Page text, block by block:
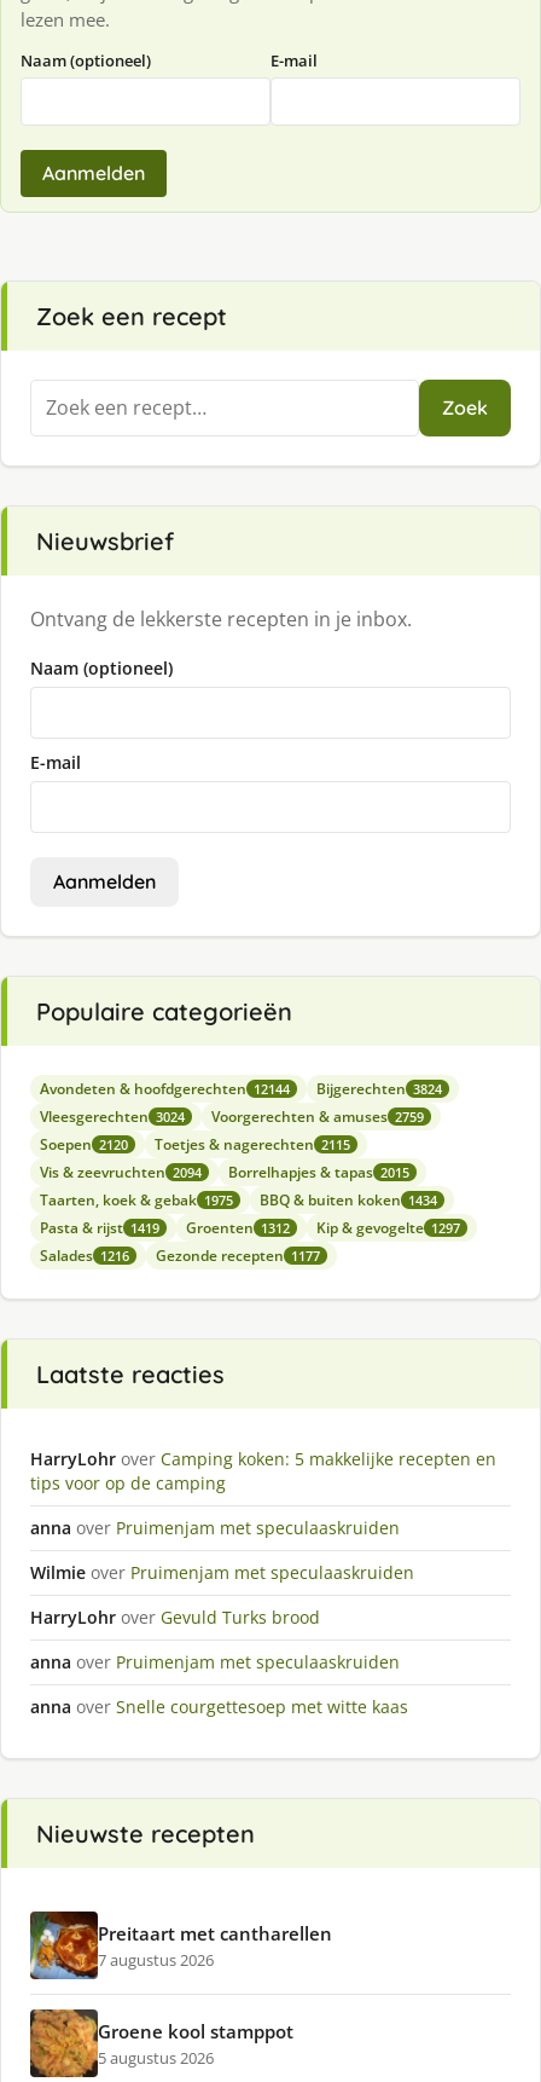
lezen mee.
Naam (optioneel) E-mail
Aanmelden
Zoek een recept
Zoeken
naar:
Zoek
Nieuwsbrief
Ontvang de lekkerste recepten in je inbox.
Naam (optioneel)
E-mail
Aanmelden
Populaire categorieën
Avondeten & hoofdgerechten 12144 Bijgerechten 3824
Vleesgerechten 3024 Voorgerechten & amuses 2759
Soepen 2120 Toetjes & nagerechten 2115
Vis & zeevruchten 2094 Borrelhapjes & tapas 2015
Taarten, koek & gebak 1975 BBQ & buiten koken 1434
Pasta & rijst 1419 Groenten 1312 Kip & gevogelte 1297
Salades 1216 Gezonde recepten 1177
Laatste reacties
HarryLohr over Camping koken: 5 makkelijke recepten en
tips voor op de camping
anna over Pruimenjam met speculaaskruiden
Wilmie over Pruimenjam met speculaaskruiden
HarryLohr over Gevuld Turks brood
anna over Pruimenjam met speculaaskruiden
anna over Snelle courgettesoep met witte kaas
Nieuwste recepten
Preitaart met cantharellen
7 augustus 2026
Groene kool stamppot
5 augustus 2026